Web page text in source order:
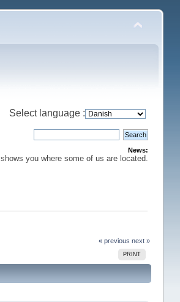
Select language :
News:
shows you where some of us are located.
« previous next »
PRINT